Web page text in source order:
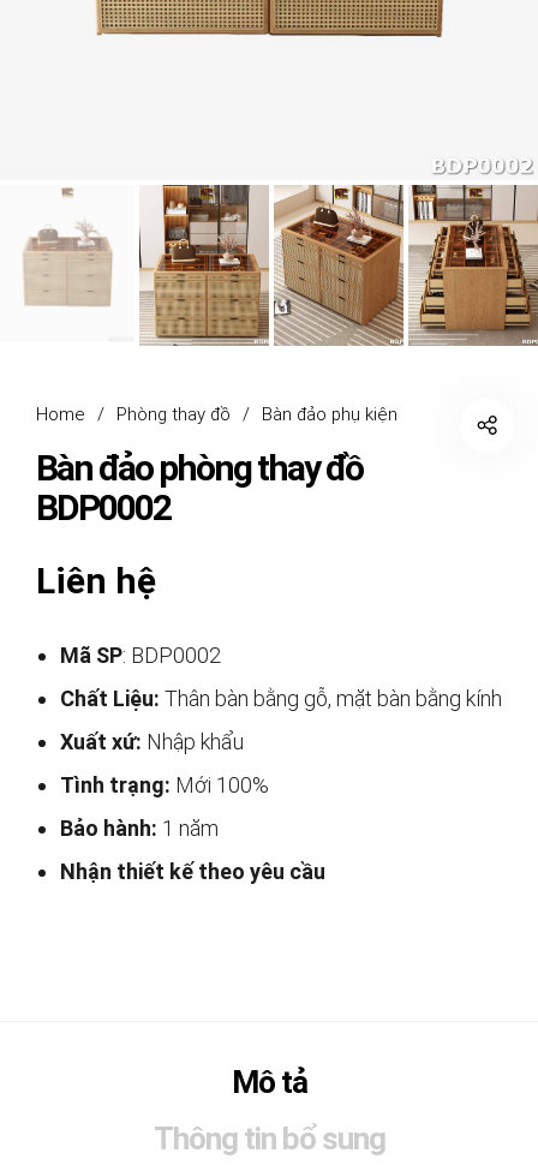
Home / Phòng thay đồ / Bàn đảo phụ kiện
Bàn đảo phòng thay đồ
BDP0002
Liên hệ
Mã SP: BDP0002
Chất Liệu: Thân bàn bằng gỗ, mặt bàn bằng kính
Xuất xứ: Nhập khẩu
Tình trạng: Mới 100%
Bảo hành: 1 năm
Nhận thiết kế theo yêu cầu
Mô tả
Thông tin bổ sung